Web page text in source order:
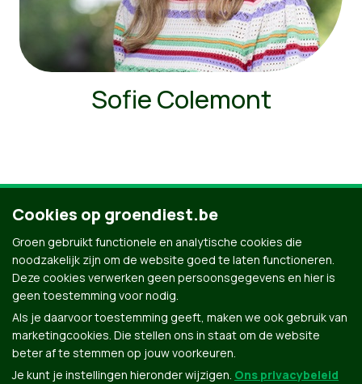
Sofie Colemont
Ontdek al onze mensen
Cookies op groendiest.be
Groen gebruikt functionele en analytische cookies die
noodzakelijk zijn om de website goed te laten functioneren.
Deze cookies verwerken geen persoonsgegevens en hier is
geen toestemming voor nodig.
Als je daarvoor toestemming geeft, maken we ook gebruik van
marketingcookies. Die stellen ons in staat om de website
beter af te stemmen op jouw voorkeuren.
Je kunt je instellingen hieronder wijzigen. Ons privacybeleid